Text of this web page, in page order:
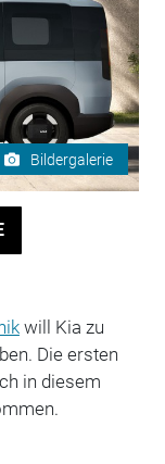
Bildergalerie
will Kia zu
Die ersten
in diesem